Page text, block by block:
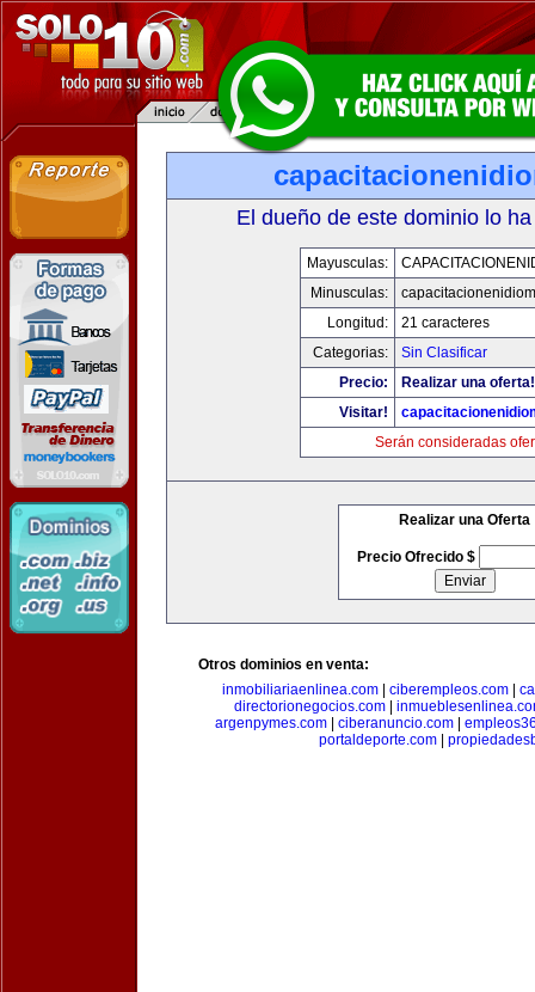
El dueño de este dominio lo
Mayusculas:
Minusculas:
Longitud:
21 caracteres
Categorias:
Sin Clasificar
Precio:
Realizar una oferta!
Visitar!
Serán consideradas
Realizar una Oferta
Precio Ofrecido $
Otros dominios en venta:
inmobiliariaenlinea.com| ciberempleos.com|
directorionegocios.com
argenpymes.com| ciberanuncio.com|
portaldeporte.com|